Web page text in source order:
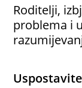
Roditelji,
problema i